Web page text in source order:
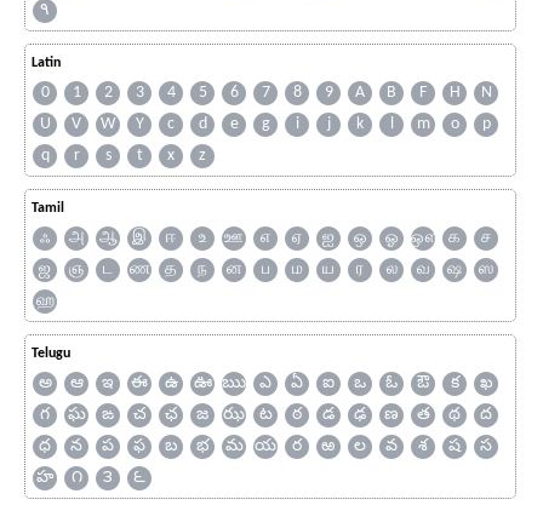
۹
Latin
0 1 2 3 4 5 6 7 8 9 A B F H
N
U
V W Y c d e g i j k l m o
p
q
r s t x z
Tamil
ஃ அ ஆ இ ஈ உ ஊ எ ஏ ஐ ஒ ஓ ஔ க
ச
ஜ
ஞ ட ண த ந ன ப ம ய ர ல வ ஷ
ஸ
ஹ
Telugu
అ ఆ ఇ ఈ ఉ ఊ ఋ ఎ ఏ ఐ ఒ ఓ ఔ క
ఖ
గ
ఘ ఙ చ ఛ జ ఝ ట ఠ డ ఢ ణ త థ
ద
ధ
న ప ఫ బ భ మ య ర ఱ ల వ శ ష
స
హ
౧ ౩ ౬